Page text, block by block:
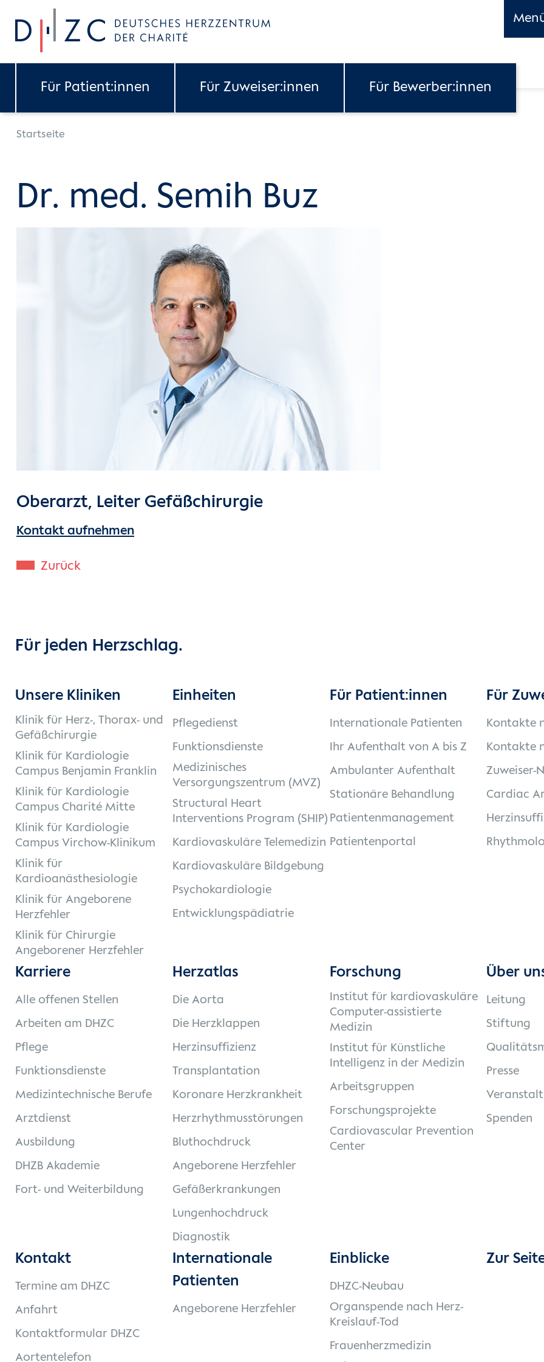
Skip to main content
Für Patient:innen Für Zuweiser:innen Für Bewerber:innen
You are here:
Startseite
Dr. med. Semih Buz
Oberarzt, Leiter Gefäßchirurgie
Kontakt aufnehmen
Zurück
Für jeden Herzschlag.
Unsere Kliniken
Klinik für Herz-, Thorax- und
Gefäßchirurgie
Klinik für Kardiologie
Campus Benjamin Franklin
Klinik für Kardiologie
Campus Charité Mitte
Klinik für Kardiologie
Campus Virchow-Klinikum
Klinik für
Kardioanästhesiologie
Klinik für Angeborene
Herzfehler
Klinik für Chirurgie
Angeborener Herzfehler
Einheiten
Pflegedienst
Funktionsdienste
Medizinisches
Versorgungszentrum (MVZ)
Structural Heart
Interventions Program (SHIP)
Kardiovaskuläre Telemedizin
Kardiovaskuläre Bildgebung
Psychokardiologie
Entwicklungspädiatrie
Für Patient:innen
Internationale Patienten
Ihr Aufenthalt von A bis Z
Ambulanter Aufenthalt
Stationäre Behandlung
Patientenmanagement
Patientenportal
Für
Kontakte
Kontakte
Zuweiser-
Cardiac
Karriere
Alle offenen Stellen
Arbeiten am DHZC
Pflege
Funktionsdienste
Medizintechnische Berufe
Arztdienst
Ausbildung
DHZB Akademie
Fort- und Weiterbildung
Herzatlas
Die Aorta
Die Herzklappen
Herzinsuffizienz
Transplantation
Koronare Herzkrankheit
Herzrhythmusstörungen
Bluthochdruck
Angeborene Herzfehler
Gefäßerkrankungen
Lungenhochdruck
Diagnostik
Forschung
Institut für kardiovaskuläre
Computer-assistierte
Medizin
Institut für Künstliche
Intelligenz in der Medizin
Arbeitsgruppen
Forschungsprojekte
Cardiovascular Prevention
Center
Über
Leitung
Stiftung
Presse
Spenden
Kontakt
Termine am DHZC
Anfahrt
Kontaktformular DHZC
Aortentelefon
Internationale
Patienten
Angeborene Herzfehler
Einblicke
DHZC-Neubau
Organspende nach Herz-
Kreislauf-Tod
Frauenherzmedizin
Zur